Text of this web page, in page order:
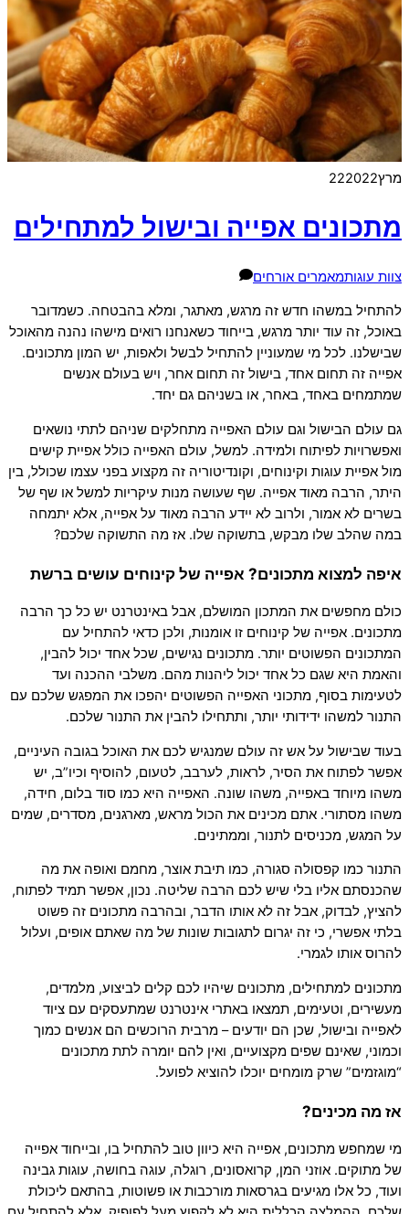
מרץ 222022
מתכונים אפייה ובישול למתחילים
צוות עוגותמאמרים אורחים
להתחיל במשהו חדש זה מרגש, מאתגר, ומלא בהבטחה. כשמדובר
באוכל, זה עוד יותר מרגש, בייחוד כשאנחנו רואים מישהו נהנה מהאוכל
שבישלנו. לכל מי שמעוניין להתחיל לבשל ולאפות, יש המון מתכונים.
אפייה זה תחום אחד, בישול זה תחום אחר, ויש בעולם אנשים
שמתמחים באחד, באחר, או בשניהם גם יחד.
גם עולם הבישול וגם עולם האפייה מתחלקים שניהם לתתי נושאים
ואפשרויות לפיתוח ולמידה. למשל, עולם האפייה כולל אפיית קישים
מול אפיית עוגות וקינוחים, וקונדיטוריה זה מקצוע בפני עצמו שכולל, בין
היתר, הרבה מאוד אפייה. שף שעושה מנות עיקריות למשל או שף של
בשרים לא אמור, ולרוב לא יידע הרבה מאוד על אפייה, אלא יתמחה
במה שהלב שלו מבקש, בתשוקה שלו. אז מה התשוקה שלכם?
איפה למצוא מתכונים? אפייה של קינוחים עושים ברשת
כולם מחפשים את המתכון המושלם, אבל באינטרנט יש כל כך הרבה
מתכונים. אפייה של קינוחים זו אומנות, ולכן כדאי להתחיל עם
המתכונים הפשוטים יותר. מתכונים נגישים, שכל אחד יכול להבין,
והאמת היא שגם כל אחד יכול ליהנות מהם. משלבי ההכנה ועד
לטעימות בסוף, מתכוני האפייה הפשוטים יהפכו את המפגש שלכם עם
התנור למשהו ידידותי יותר, ותתחילו להבין את התנור שלכם.
בעוד שבישול על אש זה עולם שמנגיש לכם את האוכל בגובה העיניים,
אפשר לפתוח את הסיר, לראות, לערבב, לטעום, להוסיף וכיו”ב, יש
משהו מיוחד באפייה, משהו שונה. האפייה היא כמו סוד בלום, חידה,
משהו מסתורי. אתם מכינים את הכול מראש, מארגנים, מסדרים, שמים
על המגש, מכניסים לתנור, וממתינים.
התנור כמו קפסולה סגורה, כמו תיבת אוצר, מחמם ואופה את מה
שהכנסתם אליו בלי שיש לכם הרבה שליטה. נכון, אפשר תמיד לפתוח,
להציץ, לבדוק, אבל זה לא אותו הדבר, ובהרבה מתכונים זה פשוט
בלתי אפשרי, כי זה יגרום לתגובות שונות של מה שאתם אופים, ועלול
להרוס אותו לגמרי.
מתכונים למתחילים, מתכונים שיהיו לכם קלים לביצוע, מלמדים,
מעשירים, וטעימים, תמצאו באתרי אינטרנט שמתעסקים עם ציוד
לאפייה ובישול, שכן הם יודעים – מרבית הרוכשים הם אנשים כמוך
וכמוני, שאינם שפים מקצועיים, ואין להם יומרה לתת מתכונים
“מוגזמים” שרק מומחים יוכלו להוציא לפועל.
אז מה מכינים?
מי שמחפש מתכונים, אפייה היא כיוון טוב להתחיל בו, ובייחוד אפייה
של מתוקים. אוזני המן, קרואסונים, רוגלה, עוגה בחושה, עוגות גבינה
ועוד, כל אלו מגיעים בגרסאות מורכבות או פשוטות, בהתאם ליכולת